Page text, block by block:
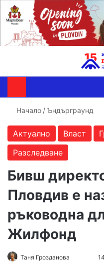
Начало /Ъндърграунд
Актуално Власт
Разследване
Бивш
Пловдив е
ръководна
Жилфонд
Таня Грозданова